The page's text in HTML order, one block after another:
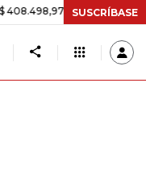
+$ 8.753,81 +2,19%
SUSCRÍBASE